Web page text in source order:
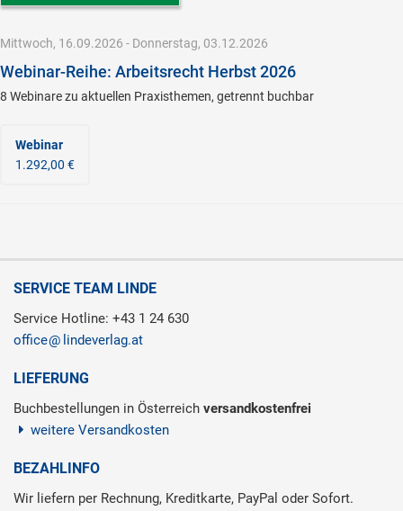
Mittwoch, 16.09.2026 - Donnerstag, 03.12.2026
Webinar-Reihe: Arbeitsrecht Herbst 2026
8 Webinare zu aktuellen Praxisthemen, getrennt buchbar
Webinar
1.292,00 €
SERVICE TEAM LINDE
Service Hotline: +43 1 24 630
office
lindeverlag.at
LIEFERUNG
Buchbestellungen in Österreich versandkostenfrei
weitere Versandkosten
BEZAHLINFO
Wir liefern per Rechnung, Kreditkarte, PayPal oder Sofort.